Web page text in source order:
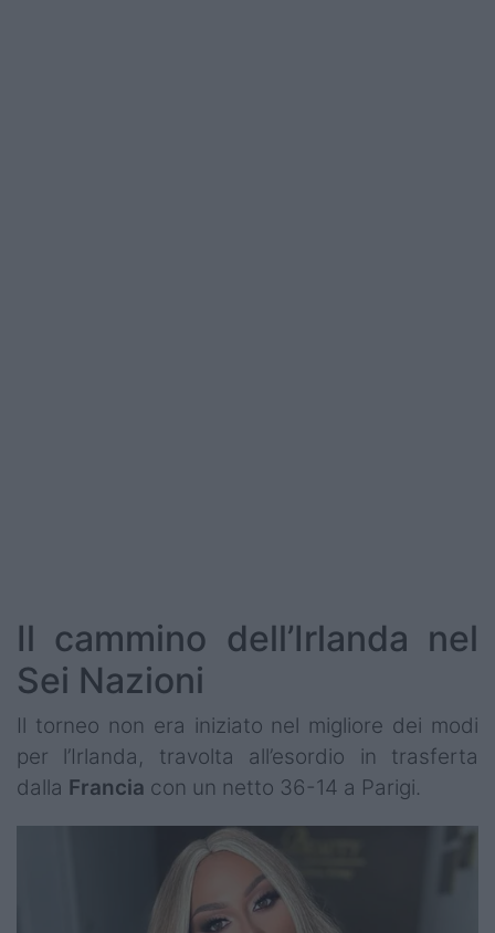
Il cammino dell’Irlanda nel
Sei Nazioni
Il torneo non era iniziato nel migliore dei modi
per l’Irlanda, travolta all’esordio in trasferta
dalla Francia con un netto 36-14 a Parigi.